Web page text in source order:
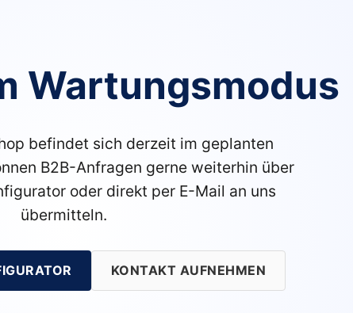
Wartungsmodus
befindet sich derzeit im geplanten
B2B-Anfragen gerne weiterhin über
oder direkt per E-Mail an uns
übermitteln.
KONTAKT AUFNEHMEN